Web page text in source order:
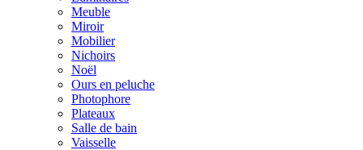
Meuble
Miroir
Mobilier
Nichoirs
Noël
Ours en peluche
Photophore
Plateaux
Salle de bain
Vaisselle